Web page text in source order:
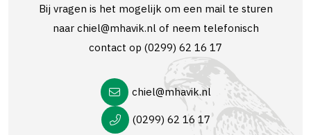
Bij vragen is het mogelijk om een mail te sturen
naar chiel@mhavik.nlof neem telefonisch
contact op (0299) 62 16 17
chiel@mhavik.nl
(0299) 62 16 17